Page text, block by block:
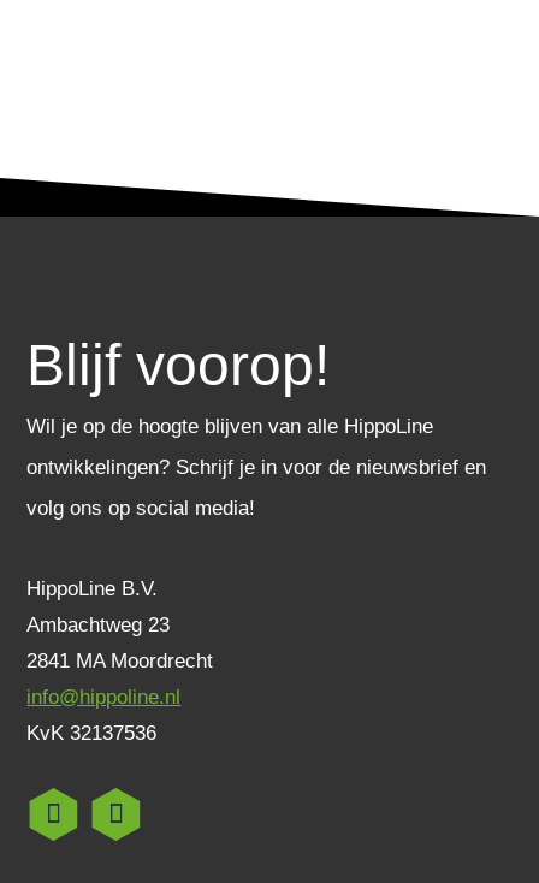
Blijf voorop!
Wil je op de hoogte blijven van alle HippoLine
ontwikkelingen? Schrijf je in voor de nieuwsbrief en
volg ons op social media!
HippoLine B.V.
Ambachtweg 23
2841 MA Moordrecht
info@hippoline.nl
KvK 32137536